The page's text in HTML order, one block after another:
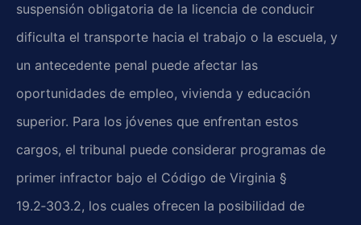
suspensión obligatoria de la licencia de conducir
dificulta el transporte hacia el trabajo o la escuela, y
un antecedente penal puede afectar las
oportunidades de empleo, vivienda y educación
superior. Para los jóvenes que enfrentan estos
cargos, el tribunal puede considerar programas de
primer infractor bajo el Código de Virginia §
19.2‑303.2, los cuales ofrecen la posibilidad de